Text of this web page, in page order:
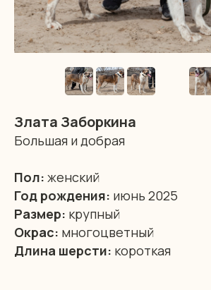
Злата Заборкина
Большая и добрая
Пол: женский
Год рождения: июнь 2025
Размер: крупный
Окрас: многоцветный
Длина шерсти: короткая